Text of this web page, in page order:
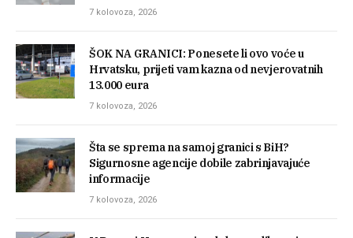
7 kolovoza, 2026
ŠOK NA GRANICI: Ponesete li ovo voće u
Hrvatsku, prijeti vam kazna od nevjerovatnih
13.000 eura
7 kolovoza, 2026
Šta se sprema na samoj granici s BiH?
Sigurnosne agencije dobile zabrinjavajuće
informacije
7 kolovoza, 2026